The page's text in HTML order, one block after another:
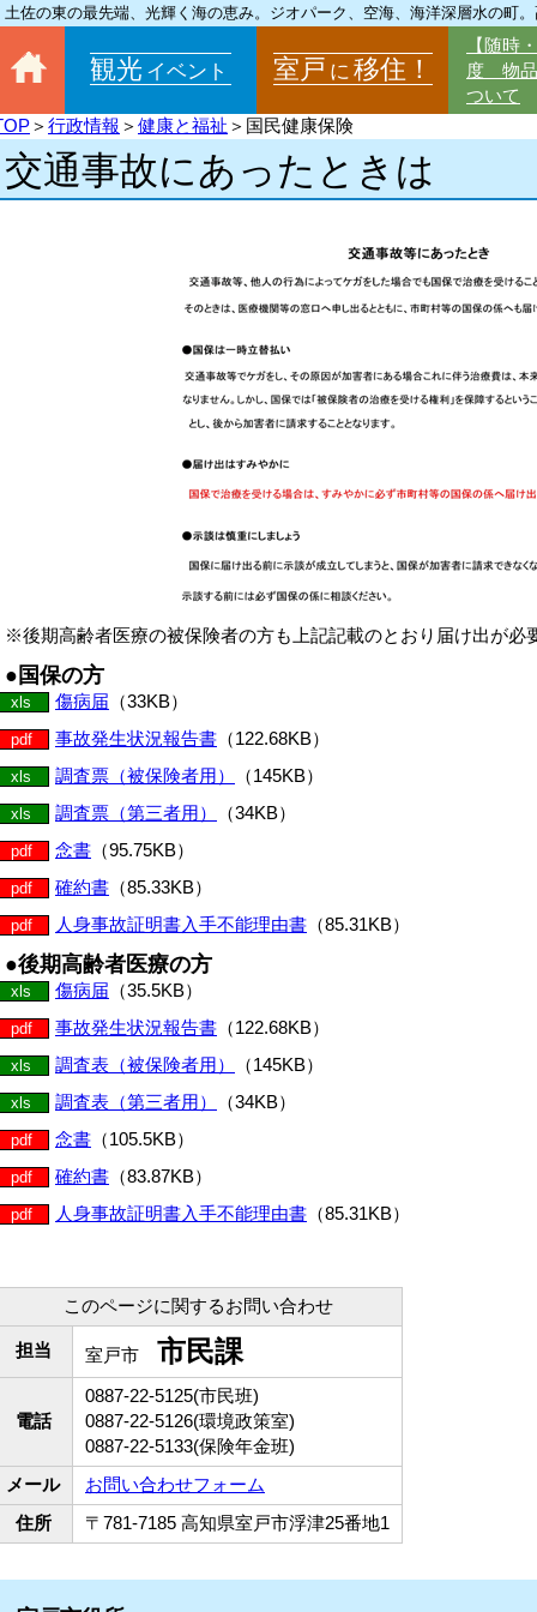
土佐の東の最先端、光輝く海の恵み。ジオパーク、空海、海洋深層水の町
観光 イベント 室戸 に 移住！
【随時
度 物品
ついて
＞ 行政情報 ＞ 健康と福祉 ＞国民健康保険
交通事故にあったときは
※後期高齢者医療の被保険者の方も上記記載のとおり届け出が必
●国保の方
xls 傷病届 （33KB）
pdf 事故発生状況報告書 （122.68KB）
xls 調査票（被保険者用） （145KB）
xls 調査票（第三者用） （34KB）
pdf 念書 （95.75KB）
pdf 確約書 （85.33KB）
pdf 人身事故証明書入手不能理由書 （85.31KB）
●後期高齢者医療の方
xls 傷病届 （35.5KB）
pdf 事故発生状況報告書 （122.68KB）
xls 調査表（被保険者用） （145KB）
xls 調査表（第三者用） （34KB）
pdf 念書 （105.5KB）
pdf 確約書 （83.87KB）
pdf 人身事故証明書入手不能理由書 （85.31KB）
このページに関するお問い合わせ
担当 室戸市 市民課
電話
0887-22-5125(市民班)
0887-22-5126(環境政策室)
0887-22-5133(保険年金班)
メール
お問い合わせフォーム
住所
〒781-7185 高知県室戸市浮津25番地1